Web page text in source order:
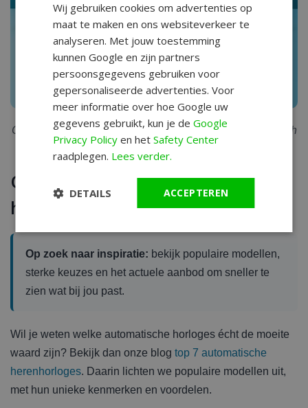
Citizen Tsuyosa: prachtige herenhorloges met automatisch
Onze selectie: automatische
horloges voor heren
Op zoek naar inspiratie: bekijk populaire modellen,
sterke keuzes en het actuele aanbod om sneller te
zien wat bij jou past.
Wil je weten welke automatische horloges écht de moeite
waard zijn? Bekijk dan onze blog top 7 automatische
herenhorloges. Daarin lichten we populaire modellen uit,
met hun unieke kenmerken en voordelen.
Wij gebruiken cookies om advertenties op
maat te maken en ons websiteverkeer te
analyseren. Met jouw toestemming
kunnen Google en zijn partners
persoonsgegevens gebruiken voor
gepersonaliseerde advertenties. Voor
meer informatie over hoe Google uw
gegevens gebruikt, kun je deGoogle
Privacy Policy en hetSafety Center
raadplegen. Lees verder.
ACCEPTEREN
DETAILS